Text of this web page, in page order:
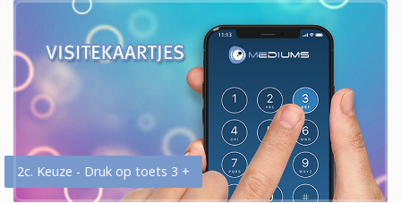
2c. Keuze - Druk op toets 3 +